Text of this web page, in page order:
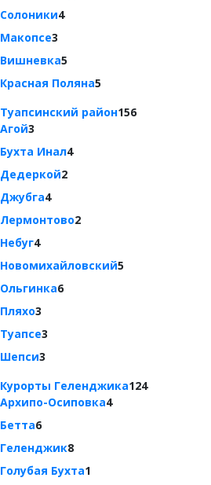
Солоники4
Макопсе3
Вишневка5
Красная Поляна5
Туапсинский район156
Агой3
Бухта Инал4
Дедеркой2
Джубга4
Лермонтово2
Небуг4
Новомихайловский5
Ольгинка6
Пляхо3
Туапсе3
Шепси3
Курорты Геленджика124
Архипо-Осиповка4
Бетта6
Геленджик8
Голубая Бухта1